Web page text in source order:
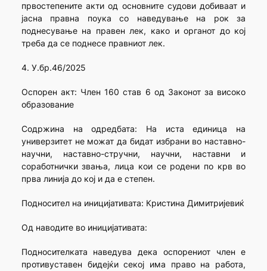
првостепените акти од основните судови добиваат и
јасна правна поука со наведување на рок за
поднесување на правен лек, како и органот до кој
треба да се поднесе правниот лек.
4. У.бр.46/2025
Оспорен акт: Член 160 став 6 од Законот за високо
образование
Содржина на одредбата: На иста единица на
универзитет не можат да бидат избрани во наставно-
научни, наставно-стручни, научни, наставни и
соработнички звања, лица кои се родени по крв во
прва линија до кој и да е степен.
Подносител на иницијативата: Кристина Димитријевиќ
Од наводите во иницијативата:
Подносителката наведува дека оспорениот член е
противуставен бидејќи секој има право на работа,